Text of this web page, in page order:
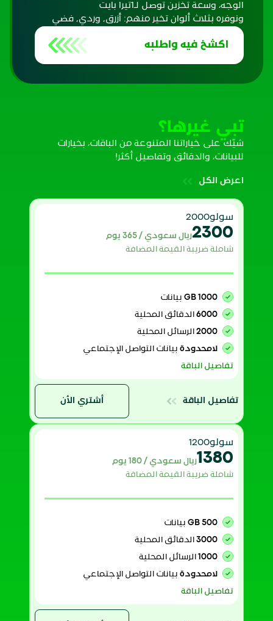
الوجه، وسعة تخزين توصل لـ1تيرا بايت
ونوفره بثلاث ألوان تخير منهم: أزرق, وردي, فضي
اكشخ فيه واطلبه
تبي غيرها؟
شيّك على خياراتنا المتنوعة من الباقات، بخيارات
للبيانات، والدقائق وتفاصيل أكثر!
اعرض الكل
سولو2000
2300ريال سعودي / 365 يوم
شاملة ضريبة القيمة المضافة
1000 GB بيانات
6000 الدقائق المحلية
2000 الرسائل المحلية
لامحدودة بيانات التواصل الإجتماعي
تفاصيل الباقة
تفاصيل الباقة أشتري الأن
سولو1200
1380ريال سعودي / 180 يوم
شاملة ضريبة القيمة المضافة
500 GB بيانات
3000 الدقائق المحلية
1000 الرسائل المحلية
لامحدودة بيانات التواصل الإجتماعي
تفاصيل الباقة